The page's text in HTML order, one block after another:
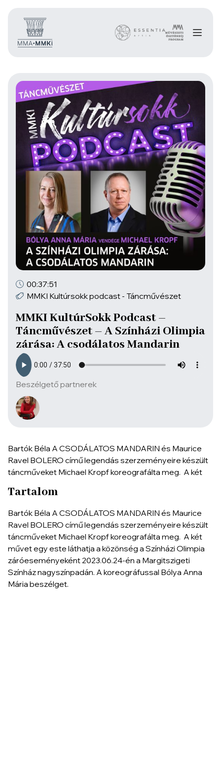
00:37:51
MMKI Kultúrsokk podcast - Táncművészet
MMKI KultúrSokk Podcast –
Táncművészet – A Színházi Olimpia
zárása: A csodálatos Mandarin
Beszélgető partnerek
Bartók Béla A CSODÁLATOS MANDARIN és Maurice
Ravel BOLERO című legendás szerzeményeire készült
táncműveket Michael Kropf koreografálta meg. A két
Tartalom
Bartók Béla A CSODÁLATOS MANDARIN és Maurice
Ravel BOLERO című legendás szerzeményeire készült
táncműveket Michael Kropf koreografálta meg. A két
művet egy este láthatja a közönség a Színházi Olimpia
záróeseményeként 2023.06.24-én a Margitszigeti
Színház nagyszínpadán. A koreográfussal Bólya Anna
Mária beszélget.